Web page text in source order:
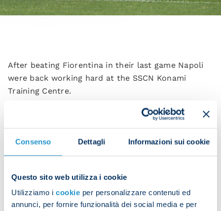
Consenso Dettagli Informazioni sui cookie
Questo sito web utilizza i cookie
Utilizziamo i cookie per personalizzare contenuti ed
annunci, per fornire funzionalità dei social media e per
After beating Fiorentina in their last game Napoli
were back working hard at the SSCN Konami
Training Centre.
Luciano Spalletti's men are preparing for their next
be away from home and it's Matchday 35 of this
The session began with a warm-up in the gym.